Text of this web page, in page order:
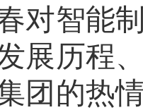
对智能
展历程
团的热